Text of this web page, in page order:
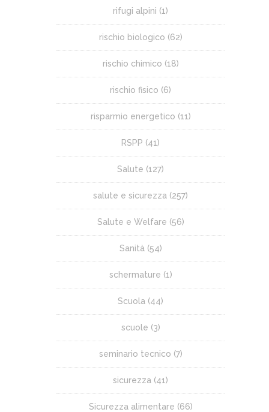
rifugi alpini (1)
rischio biologico (62)
rischio chimico (18)
rischio fisico (6)
risparmio energetico (11)
RSPP (41)
Salute (127)
salute e sicurezza (257)
Salute e Welfare (56)
Sanità (54)
schermature (1)
Scuola (44)
scuole (3)
seminario tecnico (7)
sicurezza (41)
Sicurezza alimentare (66)